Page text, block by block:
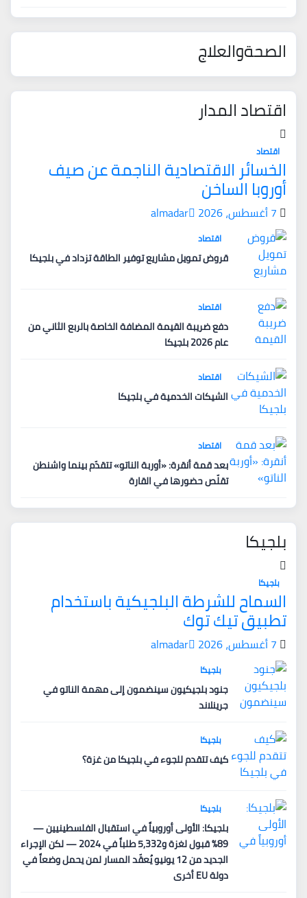
الصحةوالعلاج
اقتصاد المدار
اقتصاد
الخسائر الاقتصادية الناجمة عن صيف
أوروبا الساخن
7 أغسطس، 2026 almadar
اقتصاد
قروض تمويل مشاريع توفير الطاقة تزداد في بلجيكا
اقتصاد
دفع ضريبة القيمة المضافة الخاصة بالربع الثاني من
عام 2026 بلجيكا
اقتصاد
الشيكات الخدمية في بلجيكا
اقتصاد
بعد قمة أنقرة: «أوربة الناتو» تتقدّم بينما واشنطن
تقلّص حضورها في القارة
بلجيكا
بلجيكا
السماح للشرطة البلجيكية باستخدام
تطبيق تيك توك
7 أغسطس، 2026 almadar
بلجيكا
جنود بلجيكيون سينضمون إلى مهمة الناتو في
جرينلاند
بلجيكا
كيف تتقدم للجوء في بلجيكا من غزة؟
بلجيكا
بلجيكا: الأولى أوروبياً في استقبال الفلسطينيين —
89% قبول لغزة و5,332 طلباً في 2024 — لكن الإجراء
الجديد من 12 يونيو يُعقّد المسار لمن يحمل وضعاً في
دولة EU أخرى